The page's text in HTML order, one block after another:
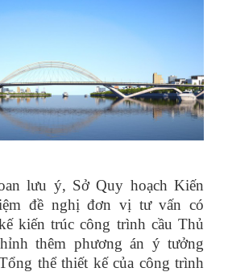
lưu ý, Sở Quy hoạch Kiến
đề nghị đơn vị tư vấn có
kiến trúc công trình cầu Thủ
thêm phương án ý tưởng
thể thiết kế của công trình